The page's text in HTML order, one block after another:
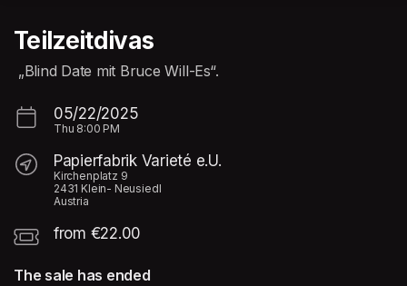
Teilzeitdivas
„Blind Date mit Bruce Will-Es“.
05/22/2025
Thu 8:00 PM
Papierfabrik Varieté e.U.
Kirchenplatz 9
2431 Klein- Neusiedl
Austria
from €22.00
The sale has ended